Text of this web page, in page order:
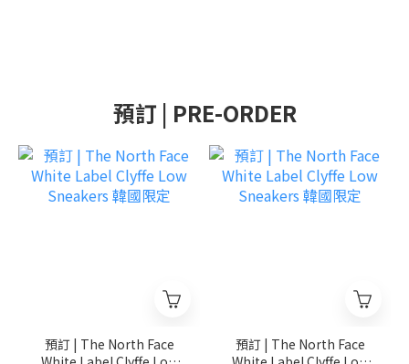
預訂 | PRE-ORDER
預訂 | The North Face
預訂 | The North Face